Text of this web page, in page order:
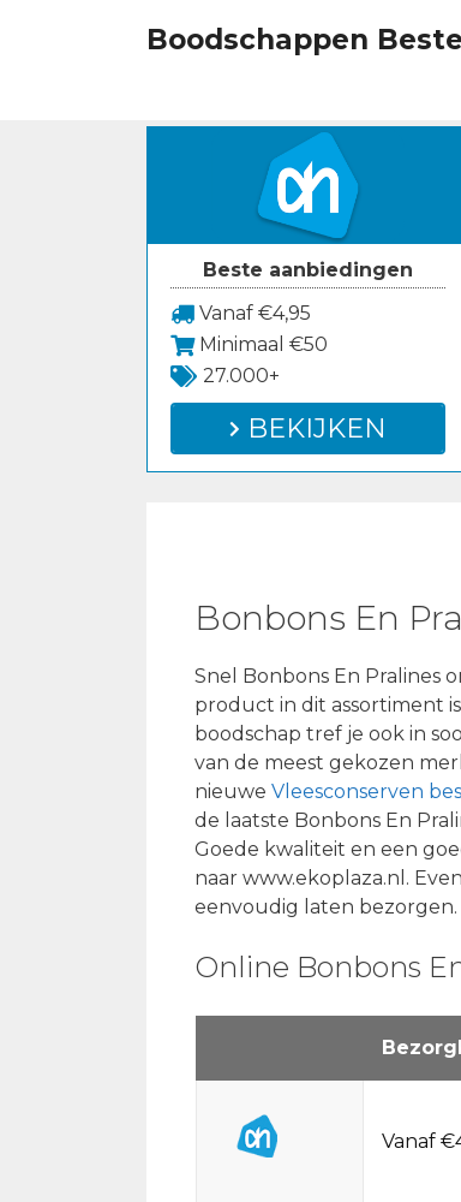
Boodschappen
Beste aanbiedingen
Vanaf €4,95
Minimaal €50
27.000+
BEKIJKEN
Bonbons En
Snel Bonbons En Pralines
product in dit assortiment
boodschap tref je ook in
van de meest gekozen
nieuwe Vleesconserven
de laatste Bonbons En
Goede kwaliteit en een
naar www.ekoplaza.nl.
eenvoudig laten bezorgen.
Online Bonbons
Vanaf